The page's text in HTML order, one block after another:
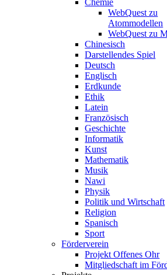
Chemie
WebQuest zu
Atommodellen
WebQuest zu
Chinesisch
Darstellendes Spiel
Deutsch
Englisch
Erdkunde
Ethik
Latein
Französisch
Geschichte
Informatik
Kunst
Mathematik
Musik
Nawi
Physik
Politik und Wirtschaft
Religion
Spanisch
Sport
Förderverein
Projekt Offenes Ohr
Mitgliedschaft im